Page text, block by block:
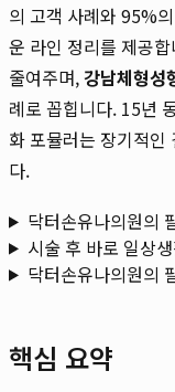
의 고객 사례와 95%
운 라인 정리를 제공
줄여주며,강남체형성
례로 꼽힙니다. 15년
화 포뮬러는 장기적인
다.
닥터손유나의원의
시술 후 바로 일상
닥터손유나의원의
핵심 요약